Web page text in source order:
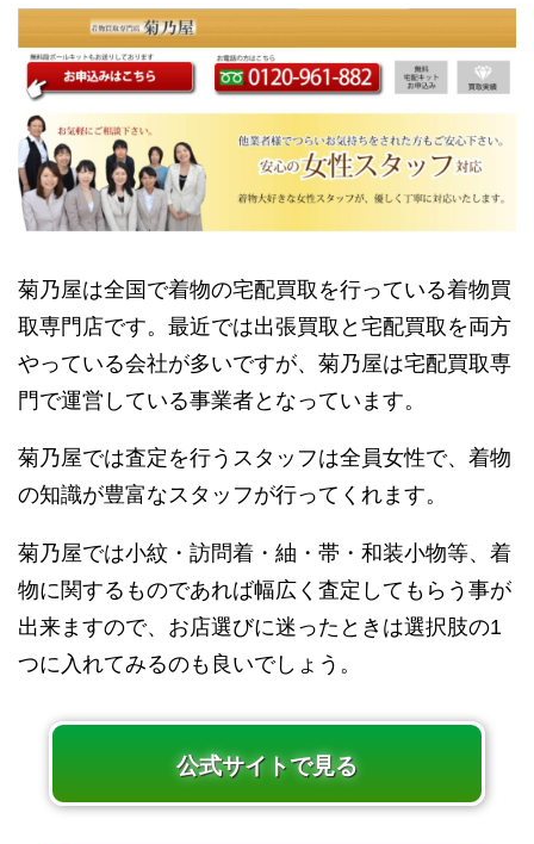
菊乃屋は全国で着物の宅配買取を行っている着物買
取専門店です。最近では出張買取と宅配買取を両方
やっている会社が多いですが、菊乃屋は宅配買取専
門で運営している事業者となっています。
菊乃屋では査定を行うスタッフは全員女性で、着物
の知識が豊富なスタッフが行ってくれます。
菊乃屋では小紋・訪問着・紬・帯・和装小物等、着
物に関するものであれば幅広く査定してもらう事が
出来ますので、お店選びに迷ったときは選択肢の1
つに入れてみるのも良いでしょう。
公式サイトで見る